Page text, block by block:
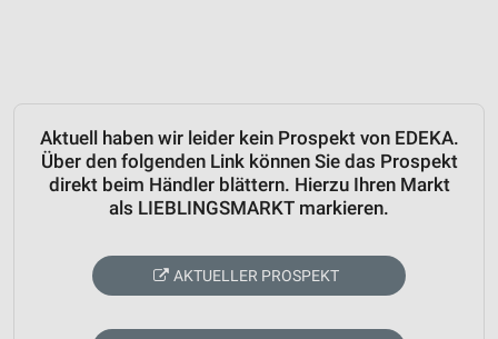
Aktuell haben wir leider kein Prospekt von EDEKA.
Über den folgenden Link können Sie das Prospekt
direkt beim Händler blättern. Hierzu Ihren Markt
als LIEBLINGSMARKT markieren.
AKTUELLER PROSPEKT